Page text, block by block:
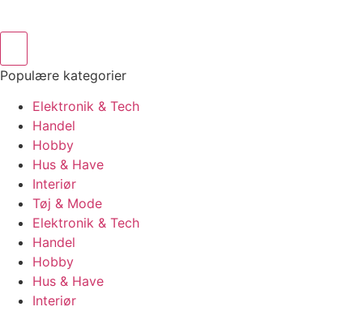
Populære kategorier
Elektronik & Tech
Handel
Hobby
Hus & Have
Interiør
Tøj & Mode
Elektronik & Tech
Handel
Hobby
Hus & Have
Interiør